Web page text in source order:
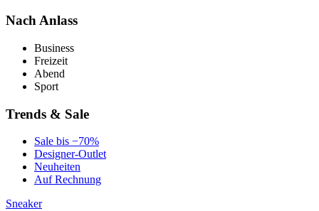
Nach Anlass
Business
Freizeit
Abend
Sport
Trends & Sale
Sale bis −70%
Designer-Outlet
Neuheiten
Auf Rechnung
Sneaker